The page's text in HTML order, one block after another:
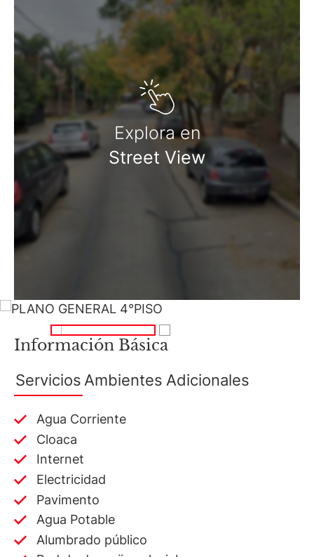
Matrícula CUCICBA N° 8264
Av. Juramento 1775 - Belgrano - CABA
Explora en
Street View
Información Básica
Servicios Ambientes Adicionales
Agua Corriente
Cloaca
Internet
Electricidad
Pavimento
Agua Potable
Alumbrado público